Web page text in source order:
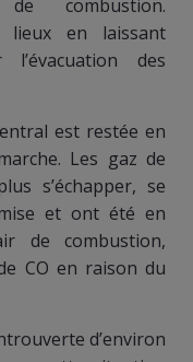
combustion.
lieux en laissant
des
est restée en
Les gaz de
s’échapper, se
et ont été en
de combustion,
CO en raison du
d’environ